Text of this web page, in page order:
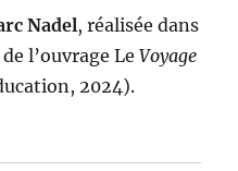
Nadel, réalisée dans
l’ouvrage LeVoyage
2024).